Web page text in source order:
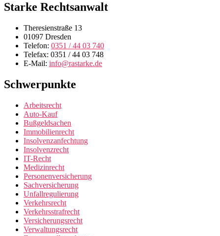
Starke Rechtsanwalt
Theresienstraße 13
01097 Dresden
Telefon: 0351 / 44 03 740
Telefax: 0351 / 44 03 748
E-Mail: info@rastarke.de
Schwerpunkte
Arbeitsrecht
Auto-Kauf
Bußgeldsachen
Immobilienrecht
Insolvenzanfechtung
Insolvenzrecht
IT-Recht
Medizinrecht
Personenversicherung
Sachversicherung
Unfallregulierung
Verkehrsrecht
Verkehrsstrafrecht
Versicherungsrecht
Verwaltungsrecht